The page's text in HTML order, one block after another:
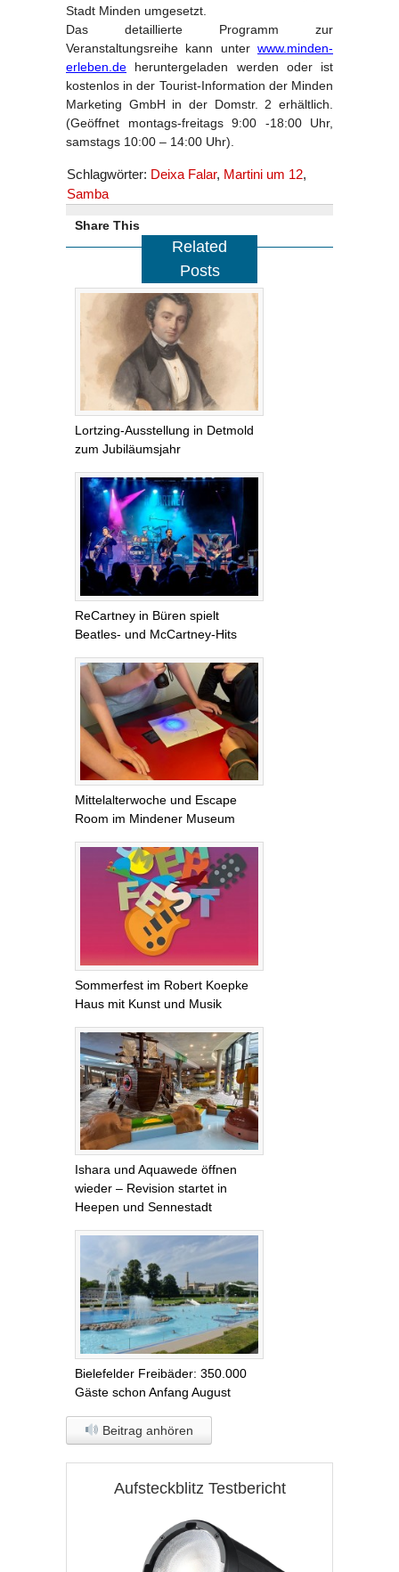
Stadt Minden umgesetzt.
Das detaillierte Programm zur
Veranstaltungsreihe kann unter www.minden-
erleben.de heruntergeladen werden oder ist
kostenlos in der Tourist-Information der Minden
Marketing GmbH in der Domstr. 2 erhältlich.
(Geöffnet montags-freitags 9:00 -18:00 Uhr,
samstags 10:00 – 14:00 Uhr).
Schlagwörter: Deixa Falar, Martini um 12,
Samba
Share This
Related
Posts
Lortzing-Ausstellung in Detmold
zum Jubiläumsjahr
ReCartney in Büren spielt
Beatles- und McCartney-Hits
Mittelalterwoche und Escape
Room im Mindener Museum
Sommerfest im Robert Koepke
Haus mit Kunst und Musik
Ishara und Aquawede öffnen
wieder – Revision startet in
Heepen und Sennestadt
Bielefelder Freibäder: 350.000
Gäste schon Anfang August
Beitrag anhören
Aufsteckblitz Testbericht